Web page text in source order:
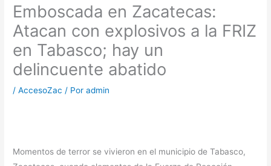
Emboscada en Zacatecas:
Atacan con explosivos a la FRIZ
en Tabasco; hay un
delincuente abatido
/AccesoZac / Poradmin
​Momentos de terror se vivieron en el municipio de Tabasco,